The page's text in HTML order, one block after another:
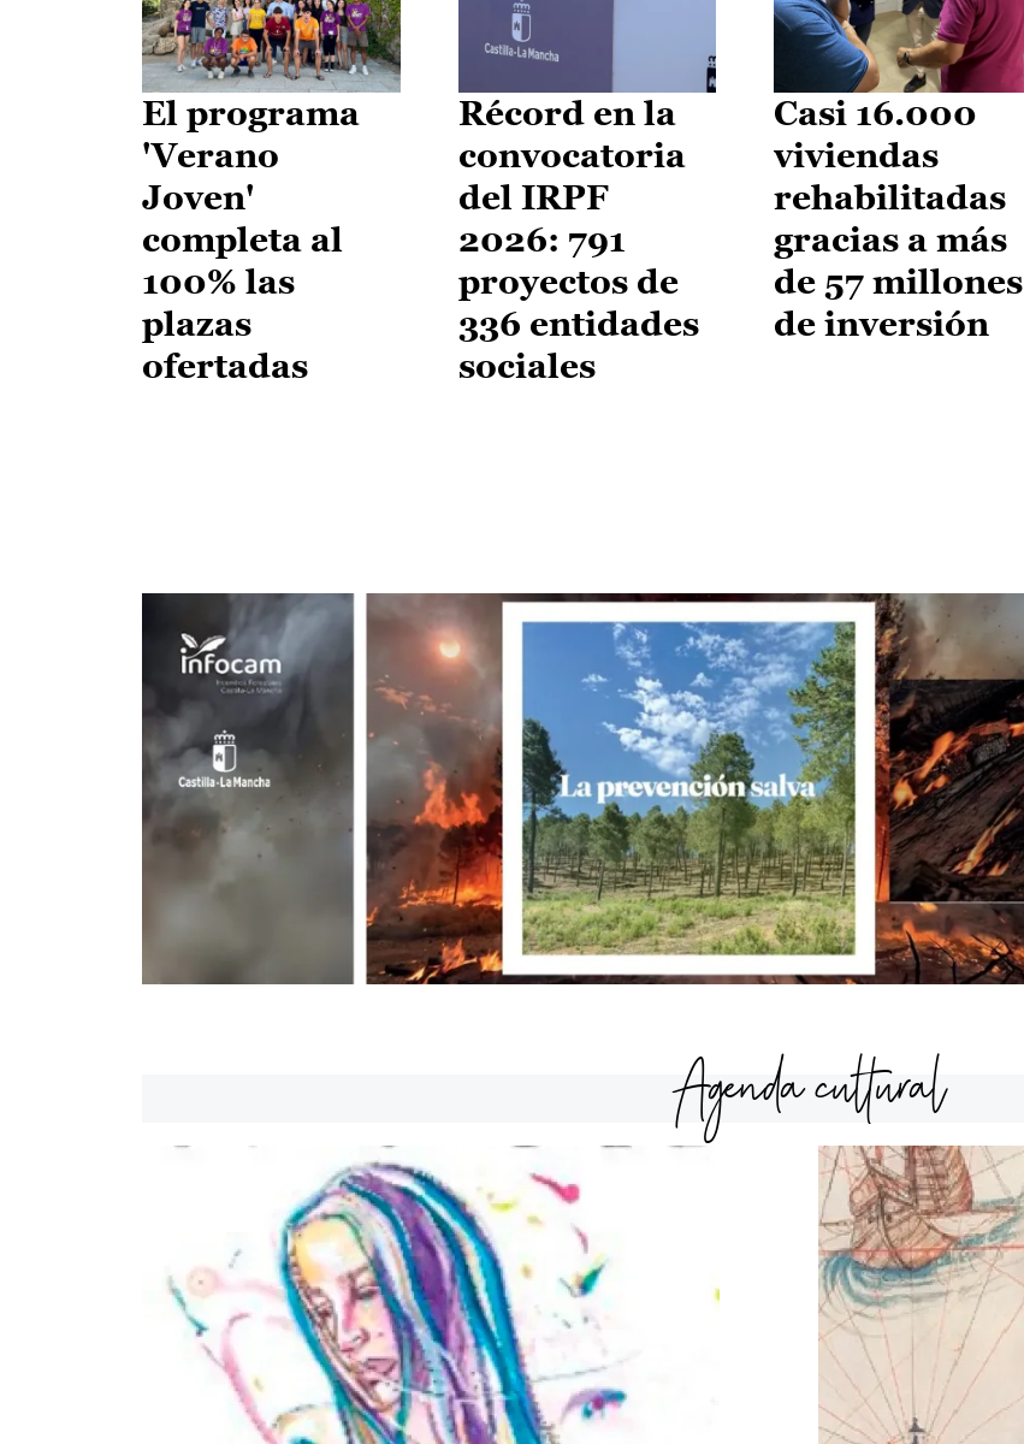
El programa
'Verano
Joven'
completa al
100% las
plazas
ofertadas
Récord en la
convocatoria
del IRPF
2026: 791
proyectos de
336 entidades
sociales
Casi 16.000
viviendas
rehabilitadas
gracias a más
de 57 millones
de inversión
Agenda cultural